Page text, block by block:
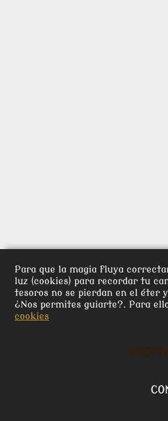
Para que la magia fluya
luz (cookies) para recordar tu
tesoros no se pierdan en el éter
¿Nos permites guiarte?. Para
cookies